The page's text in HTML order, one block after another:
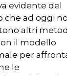
evidente del
che ad oggi
altri
il modello
per
le